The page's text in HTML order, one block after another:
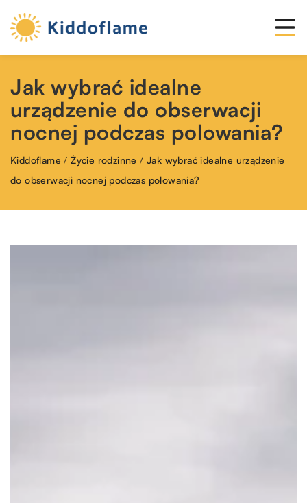
Jak wybrać idealne
urządzenie do obserwacji
nocnej podczas polowania?
Kiddoflame /Życie rodzinne /Jak wybrać idealne urządzenie
do obserwacji nocnej podczas polowania?